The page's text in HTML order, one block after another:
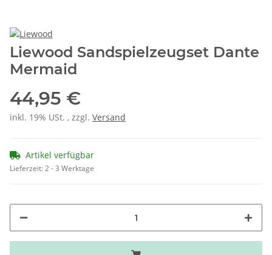
Liewood Sandspielzeugset Dante
Mermaid
44,95 €
inkl. 19% USt. , zzgl. Versand
Artikel verfügbar
Lieferzeit:2 - 3 Werktage